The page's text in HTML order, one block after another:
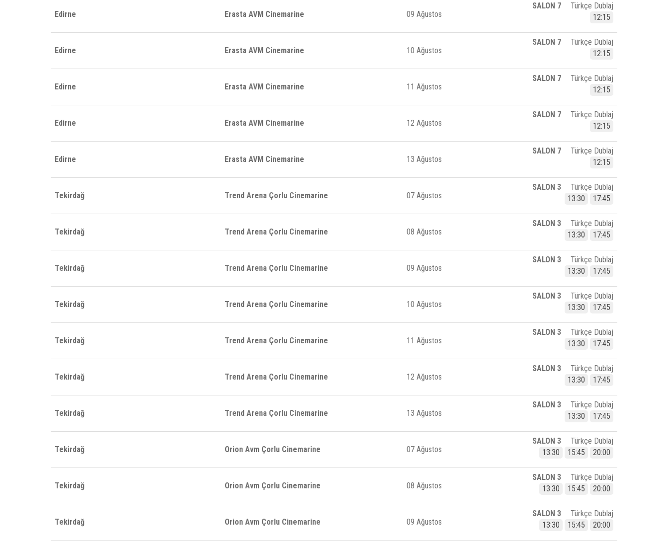
Edirne Erasta AVM Cinemarine 09 Ağustos
SALON 7
Türkçe Dublaj
12:15
Edirne Erasta AVM Cinemarine 10 Ağustos
SALON 7
Türkçe Dublaj
12:15
Edirne Erasta AVM Cinemarine 11 Ağustos
SALON 7
Türkçe Dublaj
12:15
Edirne Erasta AVM Cinemarine 12 Ağustos
SALON 7
Türkçe Dublaj
12:15
Edirne Erasta AVM Cinemarine 13 Ağustos
SALON 7
Türkçe Dublaj
12:15
Tekirdağ Trend Arena Çorlu Cinemarine 07 Ağustos
SALON 3
Türkçe Dublaj
13:30
17:45
Tekirdağ Trend Arena Çorlu Cinemarine 08 Ağustos
SALON 3
Türkçe Dublaj
13:30
17:45
Tekirdağ Trend Arena Çorlu Cinemarine 09 Ağustos
SALON 3
Türkçe Dublaj
13:30
17:45
Tekirdağ Trend Arena Çorlu Cinemarine 10 Ağustos
SALON 3
Türkçe Dublaj
13:30
17:45
Tekirdağ Trend Arena Çorlu Cinemarine 11 Ağustos
SALON 3
Türkçe Dublaj
13:30
17:45
Tekirdağ Trend Arena Çorlu Cinemarine 12 Ağustos
SALON 3
Türkçe Dublaj
13:30
17:45
Tekirdağ Trend Arena Çorlu Cinemarine 13 Ağustos
SALON 3
Türkçe Dublaj
13:30
17:45
Tekirdağ Orion Avm Çorlu Cinemarine 07 Ağustos
SALON 3
Türkçe Dublaj
13:30
15:45 20:00
Tekirdağ Orion Avm Çorlu Cinemarine 08 Ağustos
SALON 3
Türkçe Dublaj
13:30
15:45 20:00
Tekirdağ Orion Avm Çorlu Cinemarine 09 Ağustos
SALON 3
Türkçe Dublaj
13:30
15:45 20:00